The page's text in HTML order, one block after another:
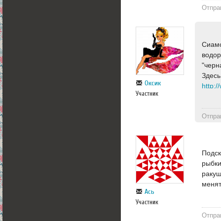
Оксик
Участник
Ась
Участник